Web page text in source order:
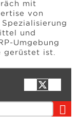
mit
von
und
Umgebung
gerüstet ist.